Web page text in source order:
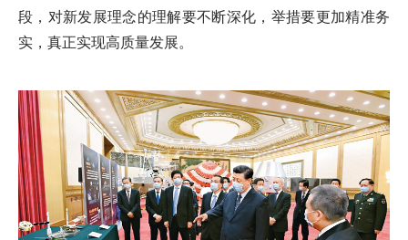
段，对新发展理念的理解要不断深化，举措要更加精准务
实，真正实现高质量发展。